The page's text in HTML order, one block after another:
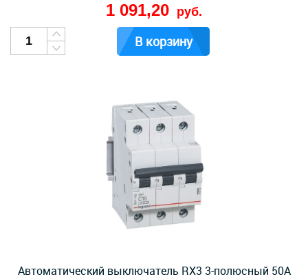
1 091,20 руб.
В корзину
Автоматический выключатель RX3 3-полюсный 50А